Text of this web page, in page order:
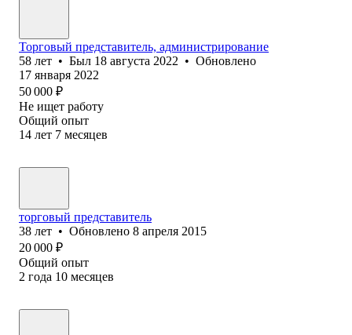
Торговый представитель, администрирование
58 лет • Был 18 августа 2022 • Обновлено
17 января 2022
50 000 ₽
Не ищет работу
Общий опыт
14 лет 7 месяцев
торговый представитель
38 лет • Обновлено 8 апреля 2015
20 000 ₽
Общий опыт
2 года 10 месяцев